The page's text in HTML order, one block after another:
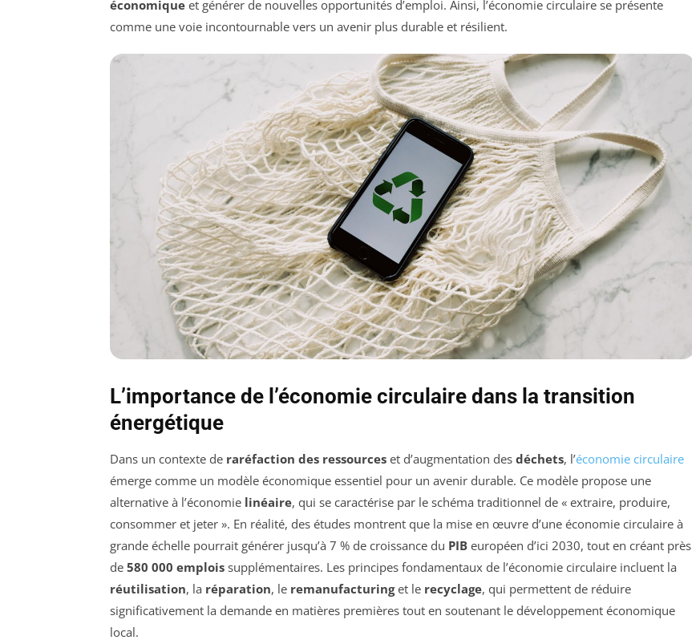
économique et générer de nouvelles opportunités d’emploi. Ainsi, l’économie circulaire se présente
comme une voie incontournable vers un avenir plus durable et résilient.
L’importance de l’économie circulaire dans la transition
énergétique
Dans un contexte de raréfaction des ressources et d’augmentation des déchets, l’économie circulaire
émerge comme un modèle économique essentiel pour un avenir durable. Ce modèle propose une
alternative à l’économie linéaire, qui se caractérise par le schéma traditionnel de « extraire, produire,
consommer et jeter ». En réalité, des études montrent que la mise en œuvre d’une économie circulaire à
grande échelle pourrait générer jusqu’à 7 % de croissance du PIB européen d’ici 2030, tout en créant près
de 580 000 emplois supplémentaires. Les principes fondamentaux de l’économie circulaire incluent la
réutilisation, la réparation, le remanufacturinget le recyclage, qui permettent de réduire
significativement la demande en matières premières tout en soutenant le développement économique
local.